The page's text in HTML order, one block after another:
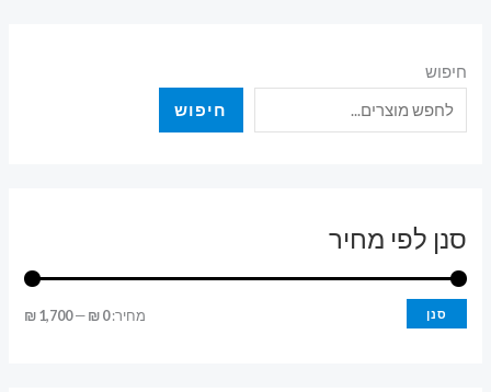
חיפוש
חיפוש
סנן לפי מחיר
ממ
סנן מחיר:0 ₪
—
1,700 ₪